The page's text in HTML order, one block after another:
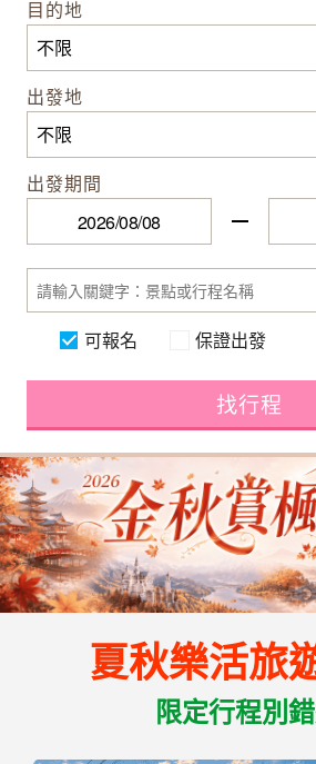
目的地
出發地
出發期間
可報名 保證出發
找行程
夏秋樂活旅
限定行程別